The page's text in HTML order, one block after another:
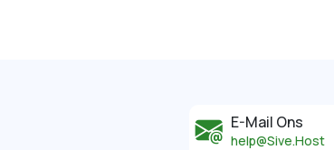
E-Mail Ons
help@Sive.Host